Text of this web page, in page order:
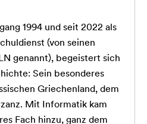
1994 und seit 2022 als
(von seinen
genannt), begeistert sich
Sein besonderes
Griechenland, dem
Mit Informatik kam
Fach hinzu, ganz dem